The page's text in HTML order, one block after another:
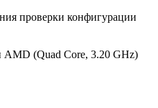
проверки конфигурации
AMD (Quad Core, 3.20 GHz)